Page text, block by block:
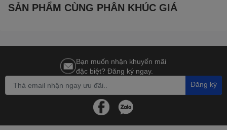
SẢN PHẨM CÙNG PHÂN KHÚC GIÁ
Bạn muốn nhận khuyến mãi
đặc biệt? Đăng ký ngay.
Đăng ký